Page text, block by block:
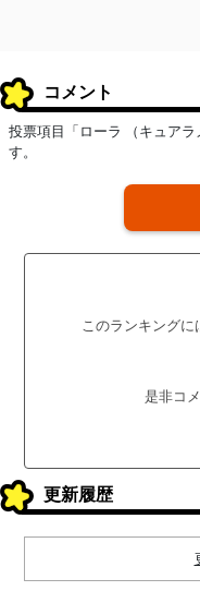
コメント
投票項目「ローラ （キュア
す。
このランキングに
是非コ
更新履歴